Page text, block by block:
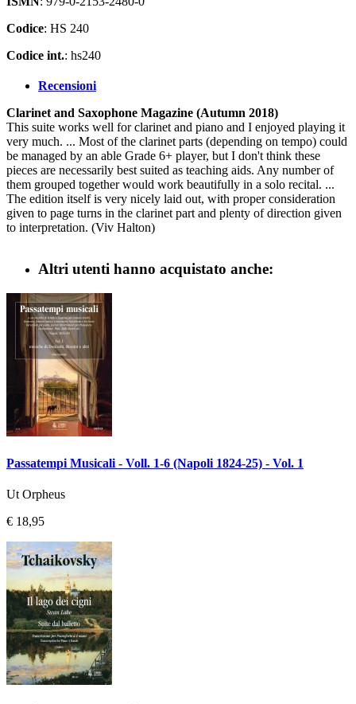
Codice: HS 240
Codice int.: hs240
Recensioni
Clarinet and Saxophone Magazine (Autumn 2018)
This suite works well for clarinet and piano and I enjoyed playing it
very much. ... Most of the clarinet parts (depending on tempo) could
be managed by an able Grade 6+ player, but I don't think these
pieces are necessarily best suited as teaching aids. Any number of
them grouped together would work beautifully in a solo recital. ...
The edition itself is very nicely laid out, with proper consideration
given to page turns in the clarinet part and plenty of direction given
to interpretation. (Viv Halton)
Altri utenti hanno acquistato anche:
Passatempi Musicali - Voll. 1-6 (Napoli 1824-25) - Vol. 1
Ut Orpheus
€ 18,95